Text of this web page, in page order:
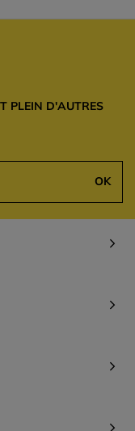
PLEIN D'AUTRES
OK